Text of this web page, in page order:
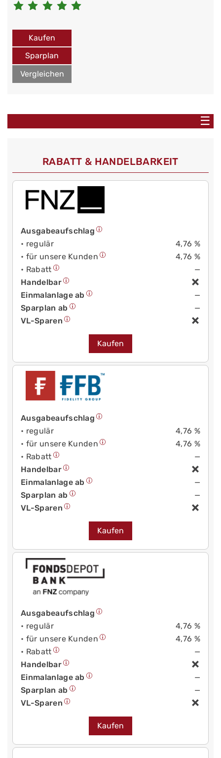
Kaufen
Sparplan
Vergleichen
☰
RABATT & HANDELBARKEIT
Ausgabeaufschlag
• regulär
4,76 %
• für unsere Kunden
4,76 %
• Rabatt
—
Handelbar
Einmalanlage ab
—
Sparplan ab
—
VL-Sparen
Kaufen
Ausgabeaufschlag
• regulär
4,76 %
• für unsere Kunden
4,76 %
• Rabatt
—
Handelbar
Einmalanlage ab
—
Sparplan ab
—
VL-Sparen
Kaufen
Ausgabeaufschlag
• regulär
4,76 %
• für unsere Kunden
4,76 %
• Rabatt
—
Handelbar
Einmalanlage ab
—
Sparplan ab
—
VL-Sparen
Kaufen